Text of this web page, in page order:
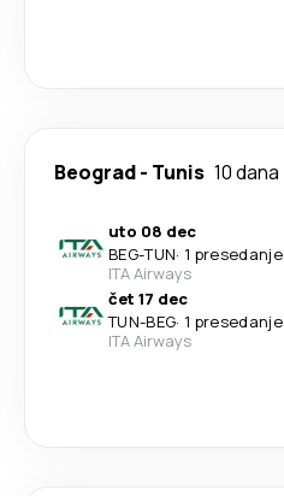
Beograd- Tunis 10 dana
uto 08 dec
BEG-TUN· 1 presedanje
ITA Airways
čet 17 dec
TUN-BEG· 1 presedanje
ITA Airways